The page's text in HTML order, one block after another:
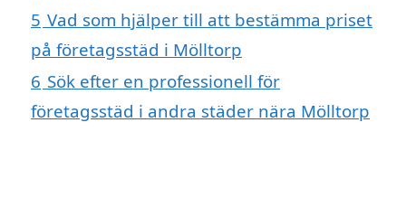
5 Vad som hjälper till att bestämma priset
på företagsstäd i Mölltorp
6 Sök efter en professionell för
företagsstäd i andra städer nära Mölltorp